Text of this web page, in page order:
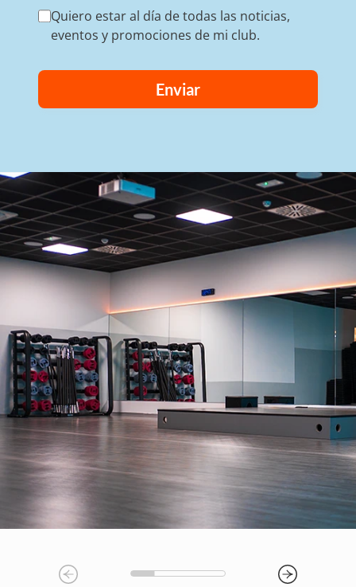
Quiero estar al día de todas las noticias,
eventos y promociones de mi club.